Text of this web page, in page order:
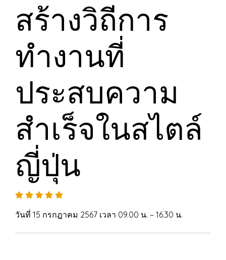
สร้างวิถีการ
ทำงานที่
ประสบความ
สำเร็จในสไตล์
ญี่ปุ่น
วันที่ 15 กรกฎาคม 2567 เวลา 09.00 น. – 16.30 น.